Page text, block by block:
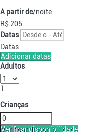
A partir de/noite
R$ 205
Datas
Datas
Adicionar datas
Adultos
1
Crianças
Verificar disponibilidade